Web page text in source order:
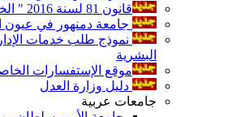
قانون 81 لسنة 2016 " الخدمة المدنيــة "
جامعة دمنهور في عيون
نموذج طلب خدمات
البشرية
موقع الإستفسارات
دليل وزارة العدل
جامعات عربية